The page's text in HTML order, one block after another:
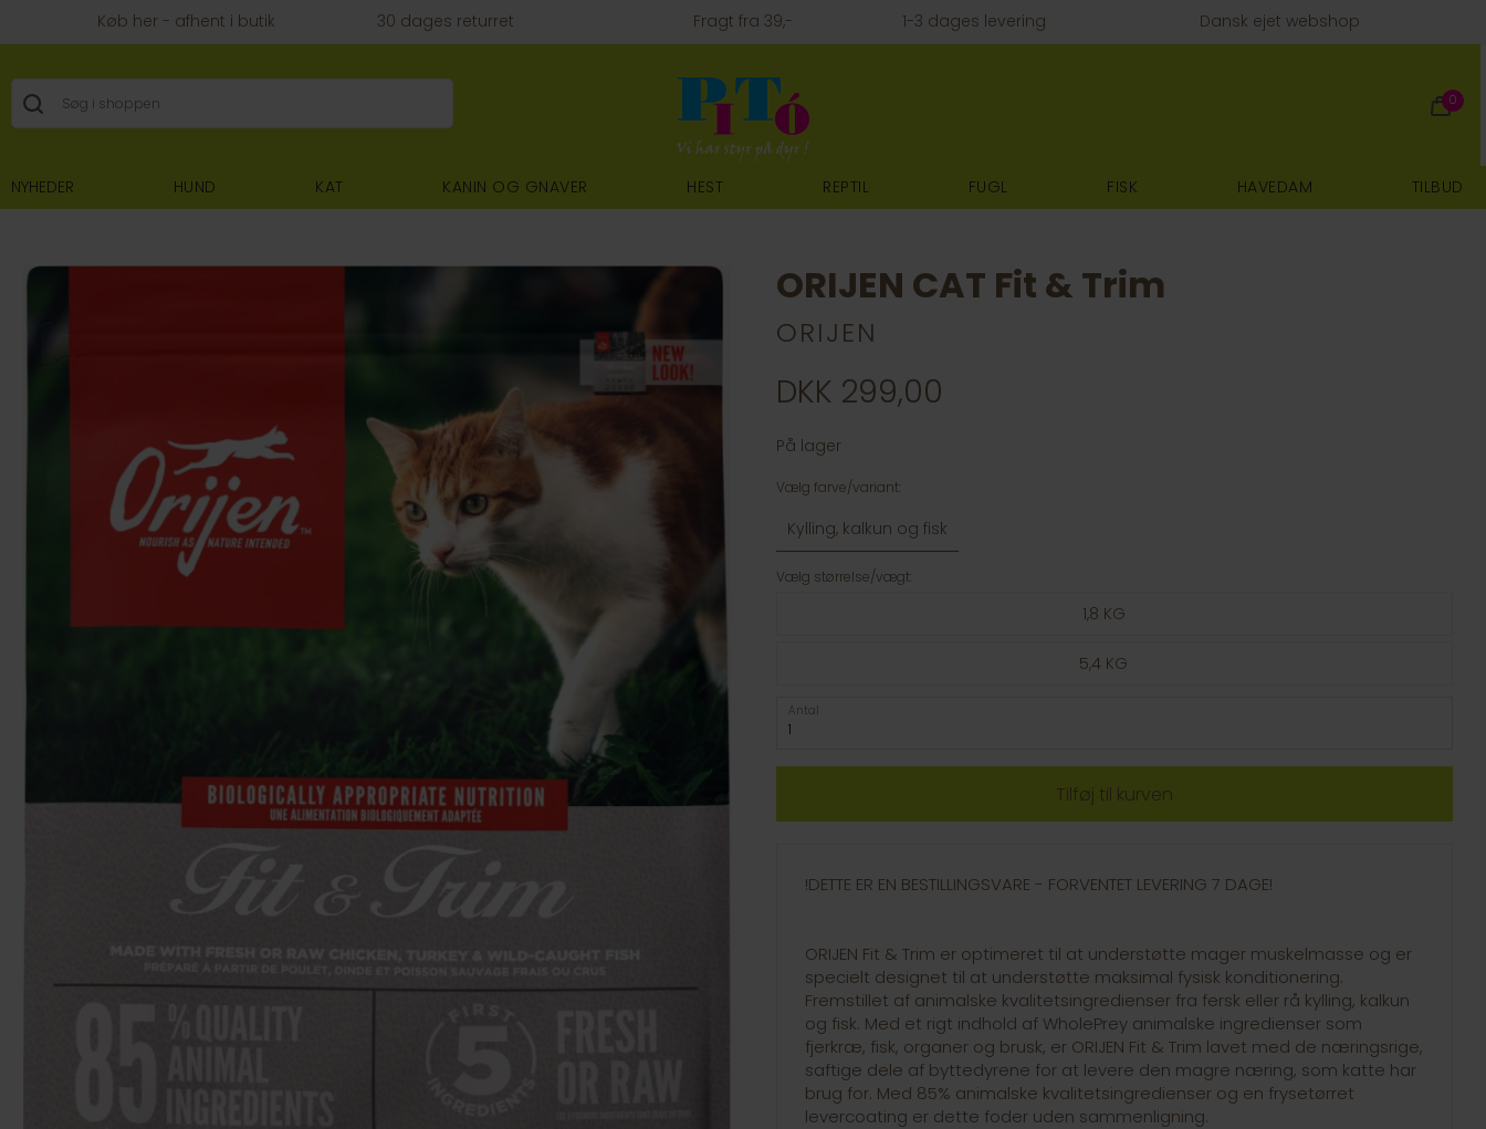
Køb her - afhent i butik 30 dages returret Fragt fra 39,- 1-3 dages levering Dansk ejet webshop
0
NYHEDER HUND KAT KANIN OG GNAVER HEST REPTIL FUGL FISK HAVEDAM TILBUD
ORIJEN CAT Fit & Trim
ORIJEN
DKK 299,00
På lager
Vælg farve/variant:
Kylling, kalkun og fisk
Vælg størrelse/vægt:
1,8 KG
5,4 KG
Antal
!DETTE ER EN BESTILLINGSVARE - FORVENTET LEVERING 7 DAGE!
ORIJEN Fit & Trim er optimeret til at understøtte mager muskelmasse og er
specielt designet til at understøtte maksimal fysisk konditionering.
Fremstillet af animalske kvalitetsingredienser fra fersk eller rå kylling, kalkun
og fisk. Med et rigt indhold af WholePrey animalske ingredienser som
fjerkræ, fisk, organer og brusk, er ORIJEN Fit & Trim lavet med de næringsrige,
saftige dele af byttedyrene for at levere den magre næring, som katte har
brug for. Med 85% animalske kvalitetsingredienser og en frysetørret
levercoating er dette foder uden sammenligning.